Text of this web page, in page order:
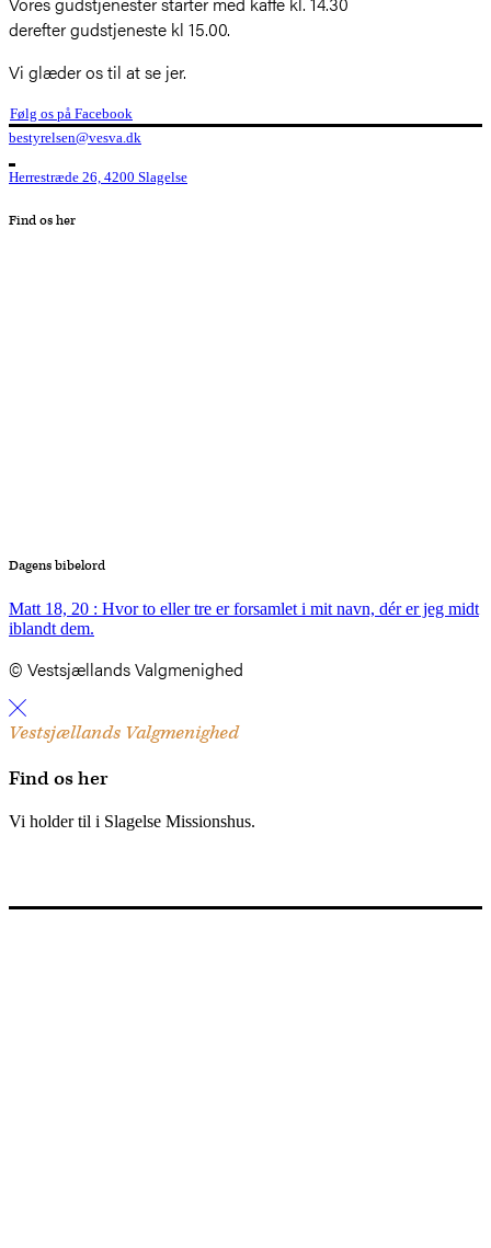
derefter gudstjeneste kl 15.00.
Vi glæder os til at se jer.
Følg os på Facebook
bestyrelsen@vesva.dk
Herrestræde 26, 4200 Slagelse
Find os her
Dagens bibelord
Matt 18, 20 : Hvor to eller tre er forsamlet i mit navn, dér er jeg midt
iblandt dem.
© Vestsjællands Valgmenighed
Vestsjællands Valgmenighed
Find os her
Vi holder til i Slagelse Missionshus.